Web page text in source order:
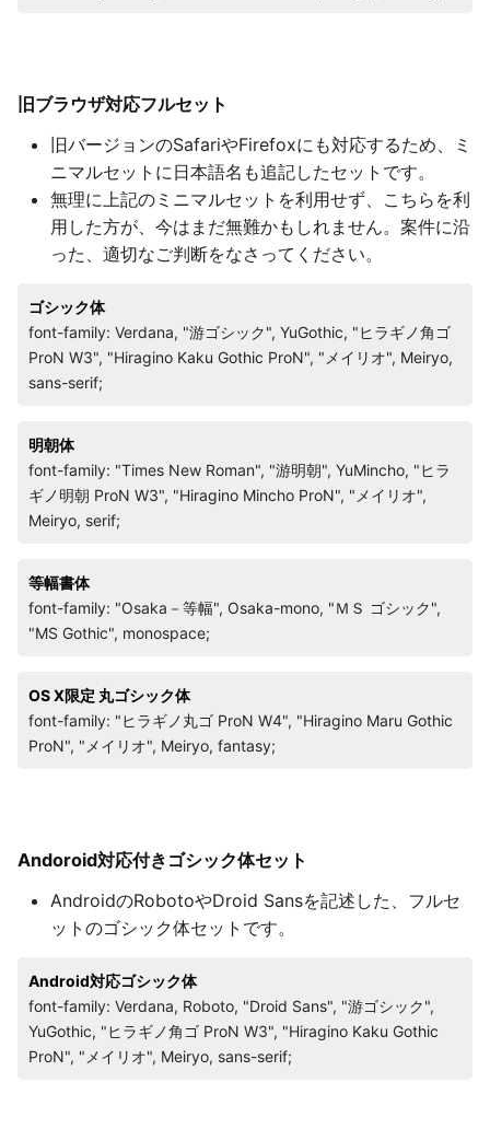
旧ブラウザ対応フルセット
旧バージョンのSafariやFirefoxにも対応するため、ミ
ニマルセットに日本語名も追記したセットです。
無理に上記のミニマルセットを利用せず、こちらを利
用した方が、今はまだ無難かもしれません。案件に沿
った、適切なご判断をなさってください。
ゴシック体
font-family: Verdana, "游ゴシック", YuGothic, "ヒラギノ角ゴ
ProN W3", "Hiragino Kaku Gothic ProN", "メイリオ", Meiryo,
sans-serif;
明朝体
font-family: "Times New Roman", "游明朝", YuMincho, "ヒラ
ギノ明朝 ProN W3", "Hiragino Mincho ProN", "メイリオ",
Meiryo, serif;
等幅書体
font-family: "Osaka－等幅", Osaka-mono, "ＭＳ ゴシック",
"MS Gothic", monospace;
OS X限定 丸ゴシック体
font-family: "ヒラギノ丸ゴ ProN W4", "Hiragino Maru Gothic
ProN", "メイリオ", Meiryo, fantasy;
Andoroid対応付きゴシック体セット
AndroidのRobotoやDroid Sansを記述した、フルセ
ットのゴシック体セットです。
Android対応ゴシック体
font-family: Verdana, Roboto, "Droid Sans", "游ゴシック",
YuGothic, "ヒラギノ角ゴ ProN W3", "Hiragino Kaku Gothic
ProN", "メイリオ", Meiryo, sans-serif;